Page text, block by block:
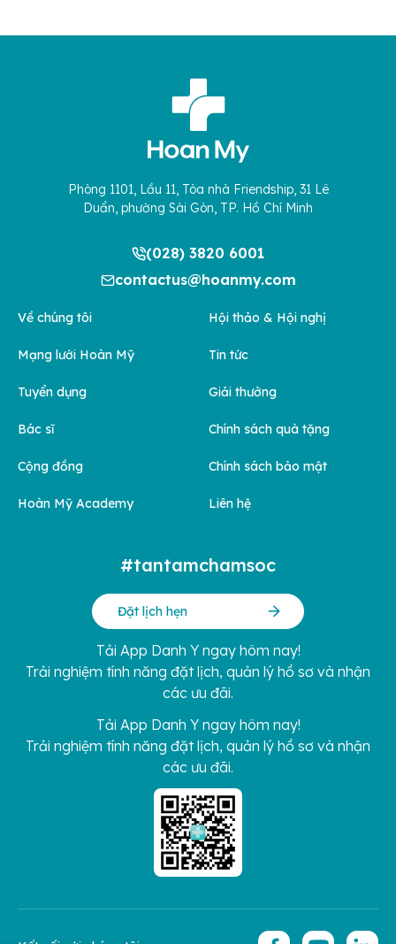
Phòng 1101, Lầu 11, Tòa nhà Friendship, 31 Lê
Duẩn, phường Sài Gòn, TP. Hồ Chí Minh
(028) 3820 6001
contactus@hoanmy.com
Về chúng tôi
Mạng lưới Hoàn Mỹ
Tuyển dụng
Bác sĩ
Cộng đồng
Hoàn Mỹ Academy
Hội thảo & Hội nghị
Tin tức
Giải thưởng
Chính sách quà tặng
Chính sách bảo mật
Liên hệ
#tantamchamsoc
Đặt lịch hẹn
Tải App Danh Y ngay hôm nay!
Trải nghiệm tính năng đặt lịch, quản lý hồ sơ và nhận
các ưu đãi.
Tải App Danh Y ngay hôm nay!
Trải nghiệm tính năng đặt lịch, quản lý hồ sơ và nhận
các ưu đãi.